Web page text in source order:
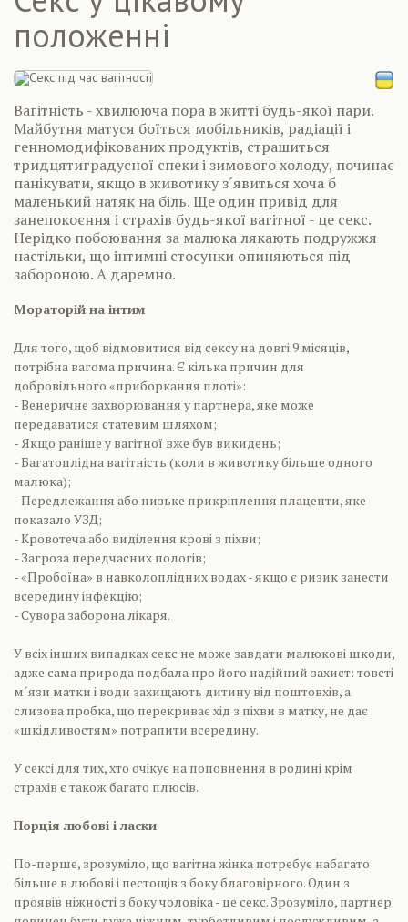
положенні
Вагітність - хвилююча пора в житті будь-якої пари.
Майбутня матуся боїться мобільників, радіації і
генномодифікованих продуктів, страшиться
тридцятиградусної спеки і зимового холоду, починає
панікувати, якщо в животику з´явиться хоча б
маленький натяк на біль. Ще один привід для
занепокоєння і страхів будь-якої вагітної - це секс.
Нерідко побоювання за малюка лякають подружжя
настільки, що інтимні стосунки опиняються під
забороною. А даремно.
Мораторій на інтим
Для того, щоб відмовитися від сексу на довгі 9 місяців,
потрібна вагома причина. Є кілька причин для
добровільного «приборкання плоті»:
- Венеричне захворювання у партнера, яке може
передаватися статевим шляхом;
- Якщо раніше у вагітної вже був викидень;
- Багатоплідна вагітність (коли в животику більше одного
малюка);
- Передлежання або низьке прикріплення плаценти, яке
показало УЗД;
- Кровотеча або виділення крові з піхви;
- Загроза передчасних пологів;
- «Пробоїна» в навколоплідних водах - якщо є ризик занести
всередину інфекцію;
- Сувора заборона лікаря.
У всіх інших випадках секс не може завдати малюкові шкоди,
адже сама природа подбала про його надійний захист: товсті
м´язи матки і води захищають дитину від поштовхів, а
слизова пробка, що перекриває хід з піхви в матку, не дає
«шкідливостям» потрапити всередину.
У сексі для тих, хто очікує на поповнення в родині крім
страхів є також багато плюсів.
Порція любові і ласки
По-перше, зрозуміло, що вагітна жінка потребує набагато
більше в любові і пестощів з боку благовірного. Один з
проявів ніжності з боку чоловіка - це секс. Зрозуміло, партнер